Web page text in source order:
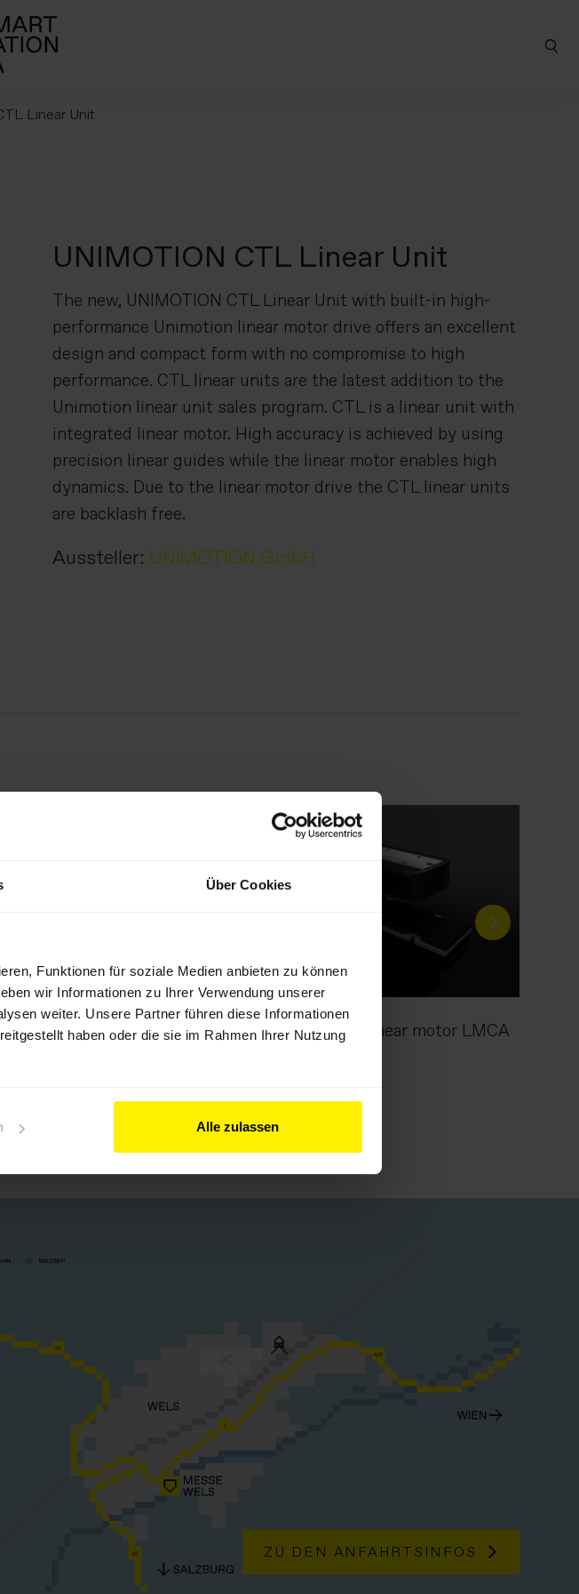
Über Cookies
Funktionen für soziale Medien anbieten zu können
wir Informationen zu Ihrer Verwendung unserer
weiter. Unsere Partner führen diese Informationen
haben oder die sie im Rahmen Ihrer Nutzung
Alle zulassen
Linear Unit
UNIMOTION CTL Linear Unit
The new, UNIMOTION CTL Linear Unit with built-in high-
performance Unimotion linear motor drive offers an excellent
design and compact form with no compromise to high
performance. CTL linear units are the latest addition to the
Unimotion linear unit sales program. CTL is a linear unit with
integrated linear motor. High accuracy is achieved by using
precision linear guides while the linear motor enables high
dynamics. Due to the linear motor drive the CTL linear units
are backlash free.
Aussteller: UNIMOTION GmbH
cylinder MCE and
UNIMOTION Linear motor LMCA
ZU DEN ANFAHRTSINFOS